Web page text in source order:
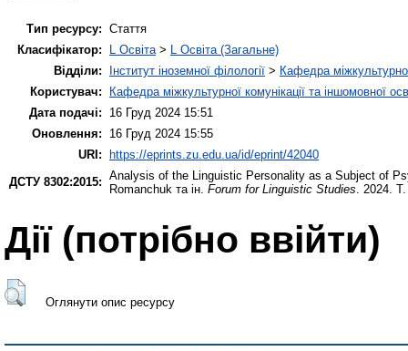
Тип ресурсу: Стаття
Класифікатор:
L Освіта> L Освіта (Загальне)
Відділи:
Інститут іноземної філології > Кафедра
Користувач:
Кафедра міжкультурної комунікації та іншомовної
Дата подачі:
16 Груд 2024 15:51
Оновлення:
16 Груд 2024 15:55
URI:
https://eprints.zu.edu.ua/id/eprint/42040
ДСТУ 8302:2015: Analysis of the Linguistic Personality as a Subject of
Romanchuk та ін. Forum for Linguistic Studies. 2024.
Дії ​​(потрібно ввійти)
Оглянути опис ресурсу